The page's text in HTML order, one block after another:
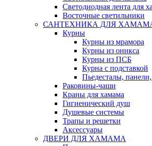
Светодиодная лента для
Восточные светильники
САНТЕХНИКА ДЛЯ
Курны
Курны из мрамора
Курны из оникса
Курны из ПСБ
Курна с подставкой
Пьедесталы,
Раковины-чаши
Краны для хамама
Гигиенический душ
Душевые системы
Трапы и решетки
Аксессуары
ДВЕРИ ДЛЯ ХАМАМА